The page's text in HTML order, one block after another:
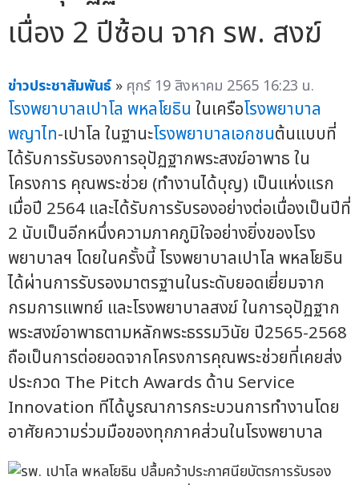
เนื่อง 2 ปีซ้อน จาก รพ. สงฆ์
ข่าวประชาสัมพันธ์ » ศุกร์ 19 สิงหาคม 2565 16:23 น.
โรงพยาบาลเปาโล พหลโยธิน ในเครือโรงพยาบาล
พญาไท-เปาโล ในฐานะโรงพยาบาลเอกชนต้นแบบที่
ได้รับการรับรองการอุปัฏฐากพระสงฆ์อาพาธ ใน
โครงการ คุณพระช่วย (ทำงานได้บุญ) เป็นแห่งแรก
เมื่อปี 2564 และได้รับการรับรองอย่างต่อเนื่องเป็นปีที่
2 นับเป็นอีกหนึ่งความภาคภูมิใจอย่างยิ่งของโรง
พยาบาลฯ โดยในครั้งนี้ โรงพยาบาลเปาโล พหลโยธิน
ได้ผ่านการรับรองมาตรฐานในระดับยอดเยี่ยมจาก
กรมการแพทย์ และโรงพยาบาลสงฆ์ ในการอุปัฏฐาก
พระสงฆ์อาพาธตามหลักพระธรรมวินัย ปี2565-2568
ถือเป็นการต่อยอดจากโครงการคุณพระช่วยที่เคยส่ง
ประกวด The Pitch Awards ด้าน Service
Innovation ทีได้บูรณาการกระบวนการทำงานโดย
อาศัยความร่วมมือของทุกภาคส่วนในโรงพยาบาล